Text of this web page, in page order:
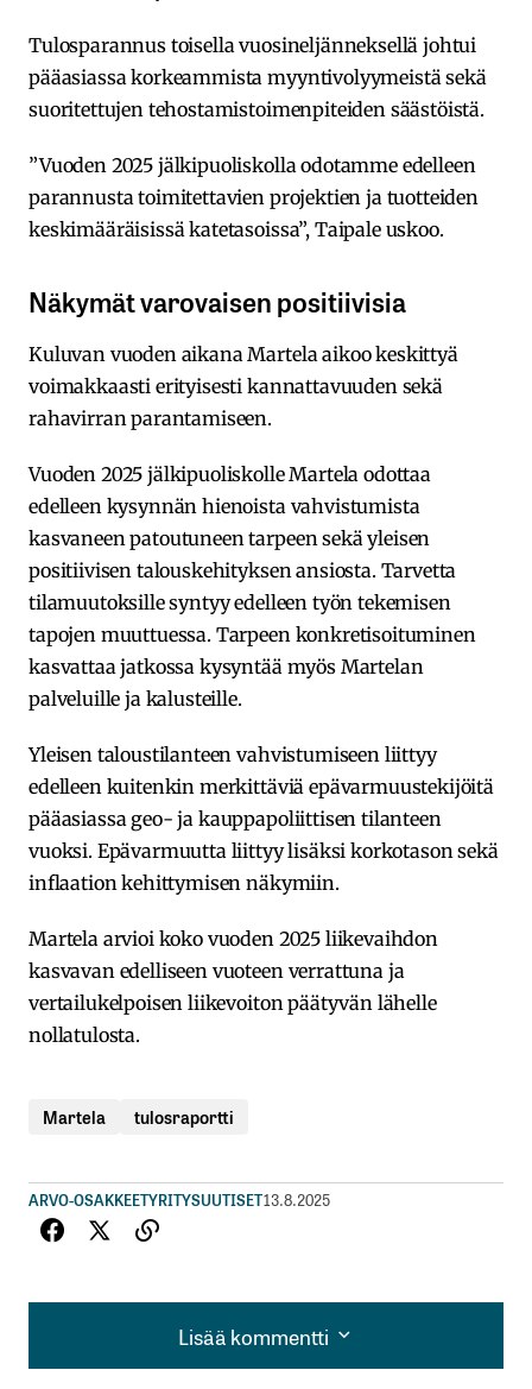
Tulosparannus toisella vuosineljänneksellä johtui
pääasiassa korkeammista myyntivolyymeistä sekä
suoritettujen tehostamistoimenpiteiden säästöistä.
”Vuoden 2025 jälkipuoliskolla odotamme edelleen
parannusta toimitettavien projektien ja tuotteiden
keskimääräisissä katetasoissa”, Taipale uskoo.
Näkymät varovaisen positiivisia
Kuluvan vuoden aikana Martela aikoo keskittyä
voimakkaasti erityisesti kannattavuuden sekä
rahavirran parantamiseen.
Vuoden 2025 jälkipuoliskolle Martela odottaa
edelleen kysynnän hienoista vahvistumista
kasvaneen patoutuneen tarpeen sekä yleisen
positiivisen talouskehityksen ansiosta. Tarvetta
tilamuutoksille syntyy edelleen työn tekemisen
tapojen muuttuessa. Tarpeen konkretisoituminen
kasvattaa jatkossa kysyntää myös Martelan
palveluille ja kalusteille.
Yleisen taloustilanteen vahvistumiseen liittyy
edelleen kuitenkin merkittäviä epävarmuustekijöitä
pääasiassa geo- ja kauppapoliittisen tilanteen
vuoksi. Epävarmuutta liittyy lisäksi korkotason sekä
inflaation kehittymisen näkymiin.
Martela arvioi koko vuoden 2025 liikevaihdon
kasvavan edelliseen vuoteen verrattuna ja
vertailukelpoisen liikevoiton päätyvän lähelle
nollatulosta.
Martela tulosraportti
ARVO-OSAKKEETYRITYSUUTISET13.8.2025
Lisää kommentti
Lisää kommentti